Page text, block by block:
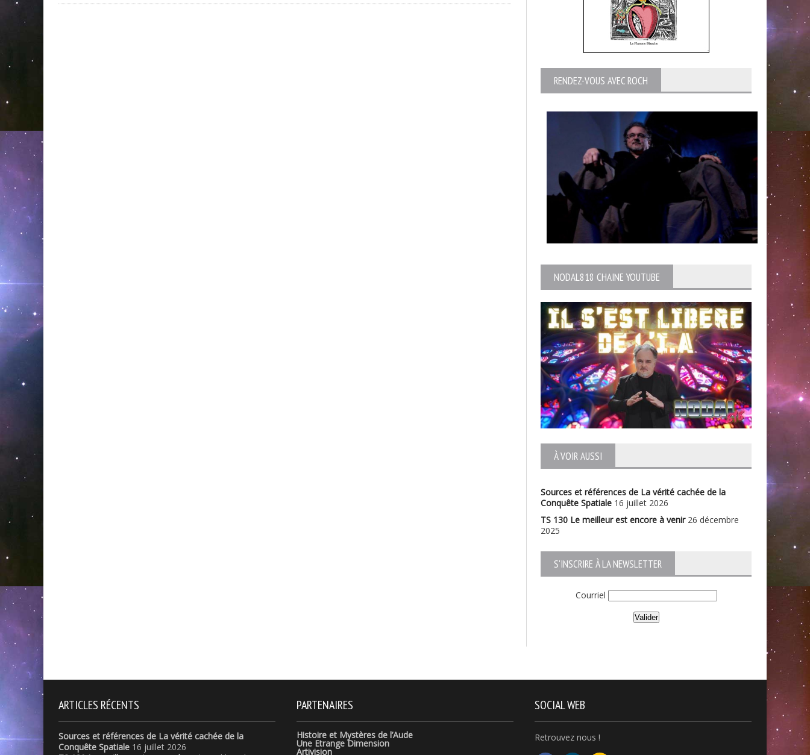
RENDEZ-VOUS AVEC ROCH
NODAL818 CHAINE YOUTUBE
À VOIR AUSSI
Sources et références de La vérité cachée de la
Conquête Spatiale 16 juillet 2026
TS 130 Le meilleur est encore à venir 26 décembre
2025
S'INSCRIRE À LA NEWSLETTER
Courriel
ARTICLES RÉCENTS
Sources et références de La vérité cachée de la
Conquête Spatiale 16 juillet 2026
PARTENAIRES
Histoire et Mystères de l’Aude
Une Etrange Dimension
Artivision
SOCIAL WEB
Retrouvez nous !